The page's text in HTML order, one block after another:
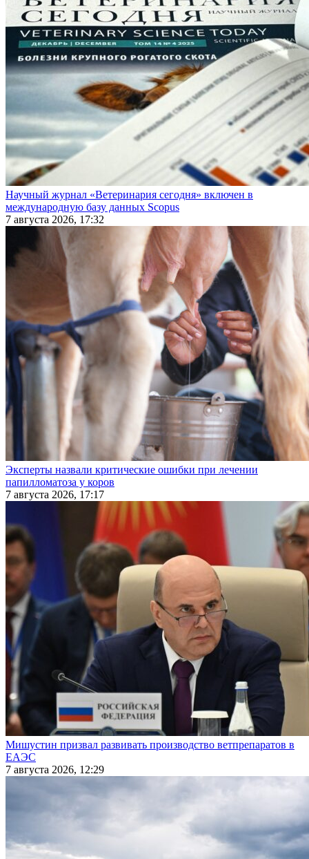
Научный журнал «Ветеринария сегодня» включен в
международную базу данных Scopus
7 августа 2026, 17:32
Эксперты назвали критические ошибки при лечении
папилломатоза у коров
7 августа 2026, 17:17
Мишустин призвал развивать производство ветпрепаратов в
ЕАЭС
7 августа 2026, 12:29